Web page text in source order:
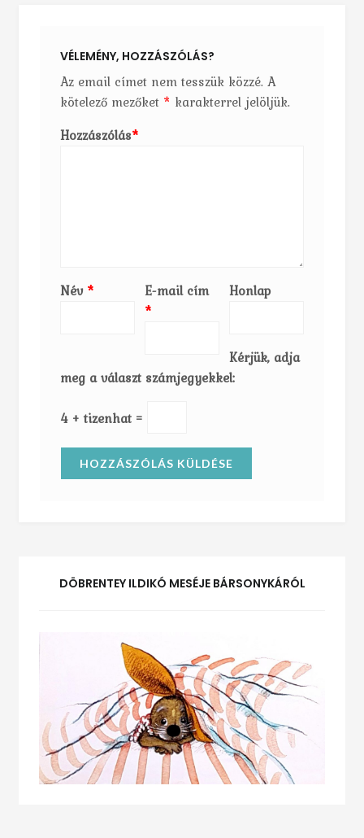
VÉLEMÉNY, HOZZÁSZÓLÁS?
Az email címet nem tesszük közzé. A
kötelező mezőket * karakterrel jelöljük.
Hozzászólás*
Név *
E-mail cím
*
Honlap
Kérjük, adja
meg a választ számjegyekkel:
4 + tizenhat =
DÖBRENTEY ILDIKÓ MESÉJE BÁRSONYKÁRÓL